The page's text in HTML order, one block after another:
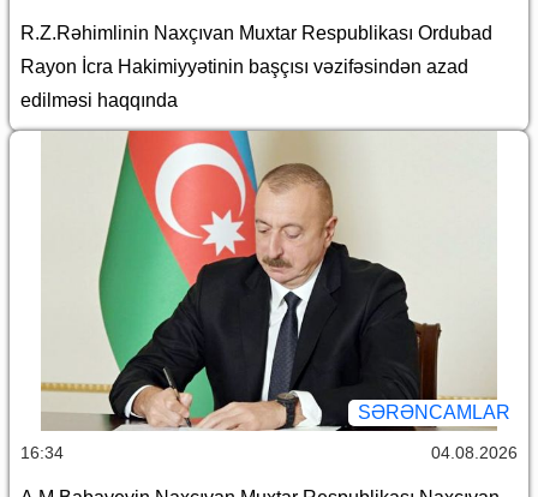
R.Z.Rəhimlinin Naxçıvan Muxtar Respublikası Ordubad
Rayon İcra Hakimiyyətinin başçısı vəzifəsindən azad
edilməsi haqqında
SƏRƏNCAMLAR
16:34 04.08.2026